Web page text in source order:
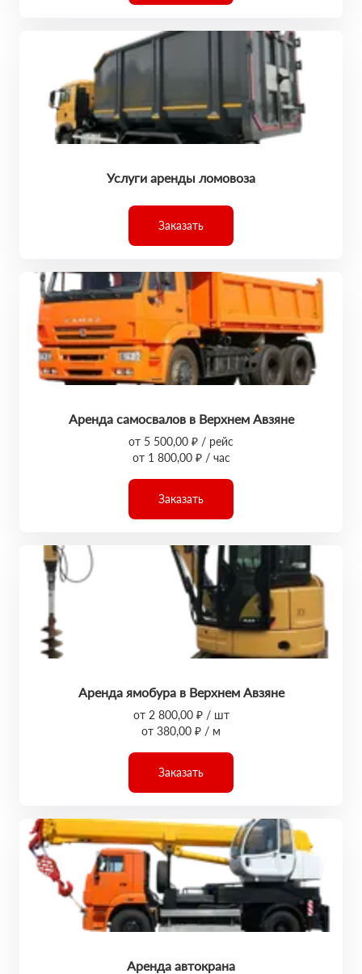
Услуги аренды ломовоза
Заказать
Аренда самосвалов в Верхнем Авзяне
от 5 500,00 ₽ / рейс
от 1 800,00 ₽ / час
Заказать
Аренда ямобура в Верхнем Авзяне
от 2 800,00 ₽ / шт
от 380,00 ₽ / м
Заказать
Аренда автокрана